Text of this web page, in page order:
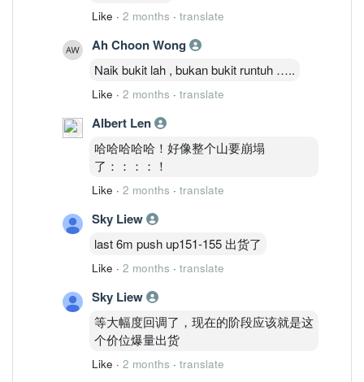
Like · 2 months · translate
Ah Choon Wong
Naik bukit lah , bukan bukit runtuh …..
Like · 2 months · translate
Albert Len
哈哈哈哈哈！好像整个山要崩塌
了：：：：！
Like · 2 months · translate
Sky Liew
last 6m push up151-155 出货了
Like · 2 months · translate
Sky Liew
等大幅度回调了，现在的阶段应该就是这
个价位爆量出货
Like · 2 months · translate